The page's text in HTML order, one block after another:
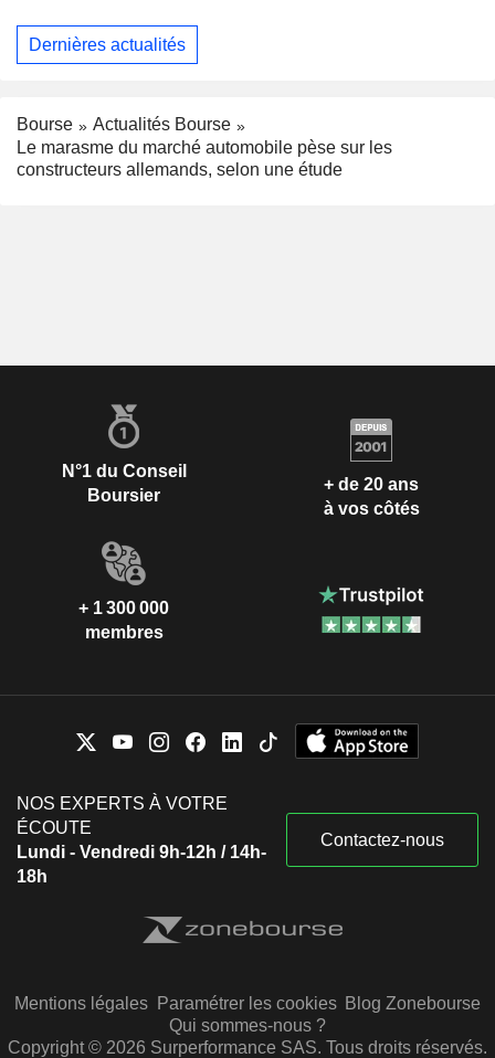
Dernières actualités
Bourse
Actualités Bourse
Le marasme du marché automobile pèse sur les
constructeurs allemands, selon une étude
N°1 du Conseil
Boursier
+ de 20 ans
à vos côtés
+ 1 300 000
membres
NOS EXPERTS À VOTRE
ÉCOUTE
Lundi - Vendredi 9h-12h / 14h-
18h
Contactez-nous
Mentions légales Paramétrer les cookies Blog Zonebourse
Qui sommes-nous ?
Copyright © 2026 Surperformance SAS. Tous droits réservés.